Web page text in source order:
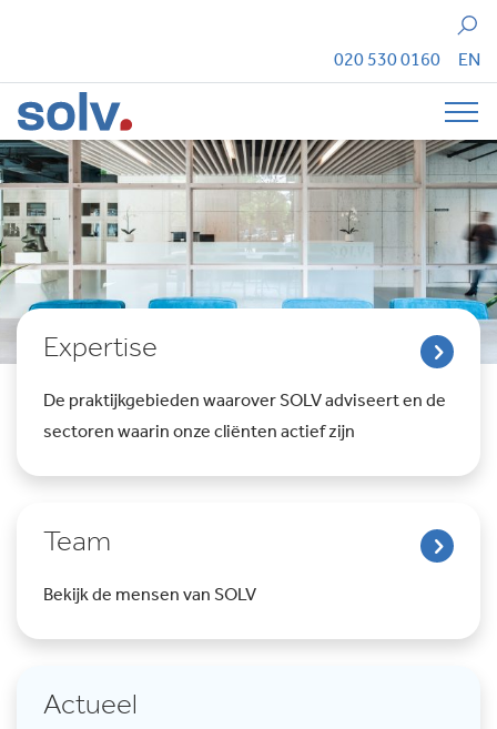
Zoeken
020 530 0160 EN
Actueel
Expertise
De praktijkgebieden waarover SOLV adviseert en de
sectoren waarin onze cliënten actief zijn
Team
Bekijk de mensen van SOLV